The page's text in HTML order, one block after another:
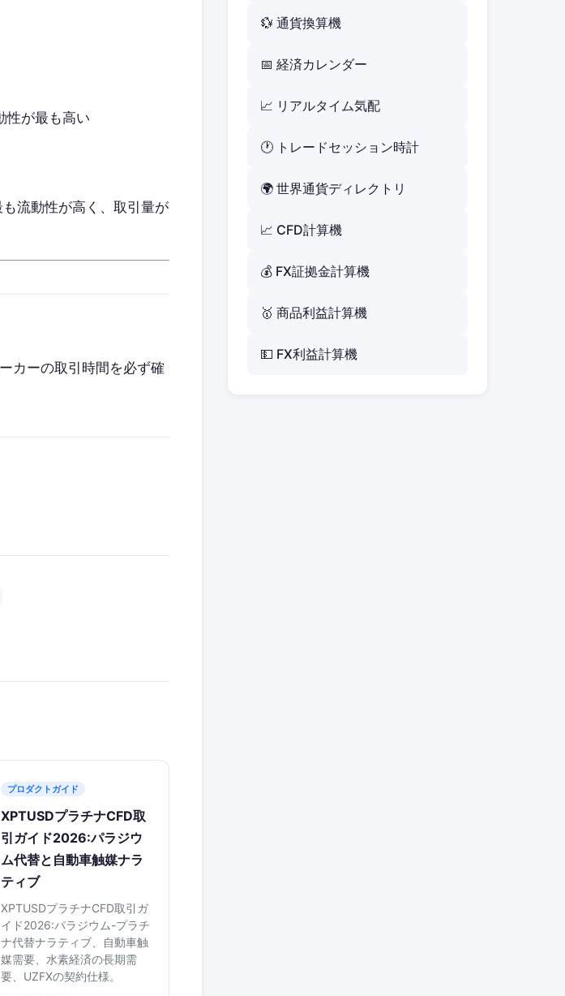
性が最も高い
流動性が高く、取引量が
カーの取引時間を必ず確
プロダクトガイド
XPTUSDプラチナCFD取
引ガイド2026:パラジウ
ム代替と自動車触媒ナラ
ティブ
XPTUSDプラチナCFD取引ガ
イド2026:パラジウム-プラチ
ナ代替ナラティブ、自動車触
媒需要、水素経済の長期需
要、UZFXの契約仕様。
💱 通貨換算機
📅 経済カレンダー
📈 リアルタイム気配
🕐 トレードセッション時計
🌍 世界通貨ディレクトリ
📈 CFD計算機
💰 FX証拠金計算機
🥇 商品利益計算機
💵 FX利益計算機